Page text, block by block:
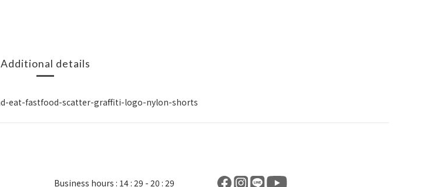
Additional details
Business hours : 14 : 29 - 20 : 29